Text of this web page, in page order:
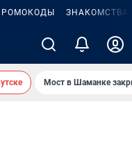
ЗНАКОМСТВА
Мост в Шаманке